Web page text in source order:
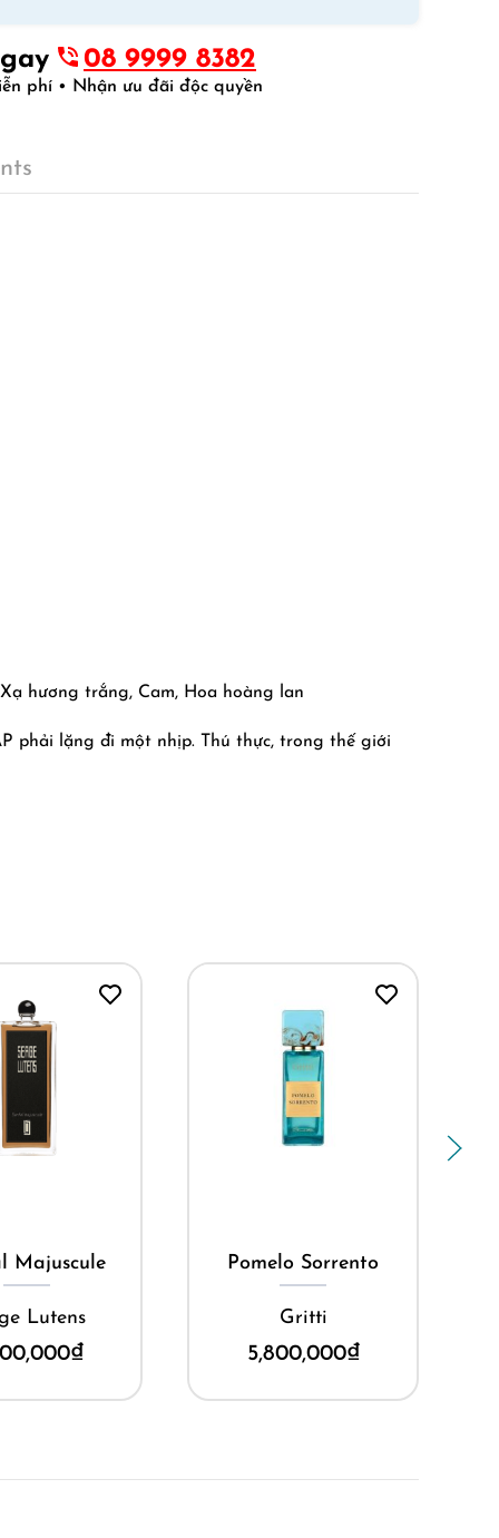
08 9999 8382
phí • Nhận ưu đãi độc quyền
hương trắng, Cam, Hoa hoàng lan
phải lặng đi một nhịp. Thú thực, trong thế giới
nồng cháy bị xóa nhòa. Nó giống như hình ảnh
ngọn lửa nhỏ sưởi ấm tâm hồn. Sự kết hợp này
Một cấu trúc mùi hương đẹp như điệu Valse của
một vòng tay xiết chặt không muốn rời. Đây chính
trí tuệ đôi khi không giải thích nổi.
tư cần một chút “gia vị” nồng cháy. Với
một cách mạnh mẽ nhất.
Majuscule
Lutens
₫
Pomelo Sorrento
Gritti
5,800,000₫